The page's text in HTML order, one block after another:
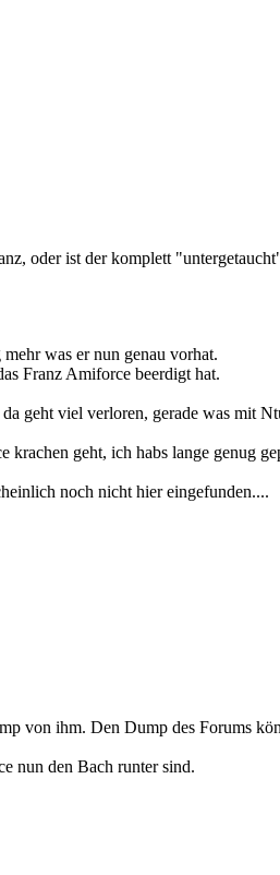
oder ist der komplett
was er nun genau vorhat.
Franz Amiforce beerdigt hat.
geht viel verloren, gerade was mit
geht, ich habs lange genug
noch nicht hier eingefunden....
von ihm. Den Dump des Forums
nun den Bach runter sind.